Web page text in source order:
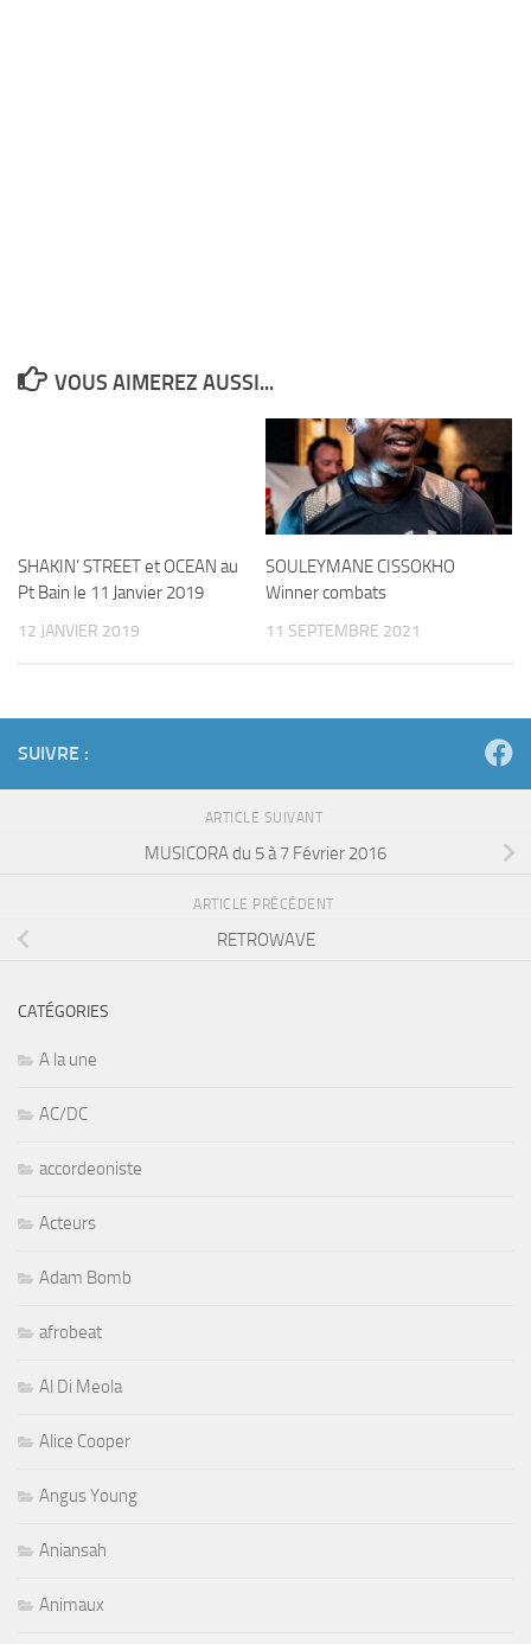
VOUS AIMEREZ AUSSI...
SHAKIN’ STREET et OCEAN au
Pt Bain le 11 Janvier 2019
12 JANVIER 2019
SOULEYMANE CISSOKHO
Winner combats
11 SEPTEMBRE 2021
SUIVRE :
ARTICLE SUIVANT
MUSICORA du 5 à 7 Février 2016
ARTICLE PRÉCÉDENT
RETROWAVE
CATÉGORIES
A la une
AC/DC
accordeoniste
Acteurs
Adam Bomb
afrobeat
Al Di Meola
Alice Cooper
Angus Young
Aniansah
Animaux